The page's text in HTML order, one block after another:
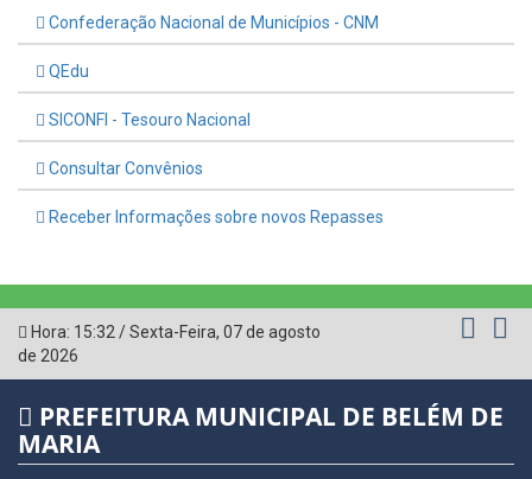
Confederação Nacional de Municípios - CNM
QEdu
SICONFI - Tesouro Nacional
Consultar Convênios
Receber Informações sobre novos Repasses
Hora: 15:32 /Sexta-Feira, 07 de agosto
de 2026
PREFEITURA MUNICIPAL DE BELÉM DE
MARIA